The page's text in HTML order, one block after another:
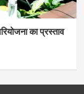
का प्रस्ताव